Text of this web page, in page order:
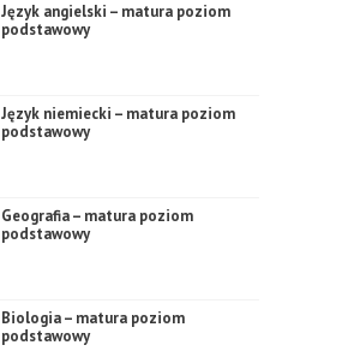
Język angielski – matura poziom
podstawowy
Język niemiecki – matura poziom
podstawowy
Geografia – matura poziom
podstawowy
Biologia – matura poziom
podstawowy